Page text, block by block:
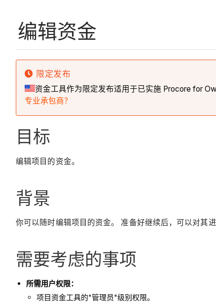
编辑资金
限定发布
资金工具作为限定发布适用于已实施 Procore for
专业承包商？
目标
编辑项目的资金。
背景
你可以随时编辑项目的资金。 准备好继续后，可以对其
需要考虑的事项
所需用户权限：
项目资金工具的"管理员"级别权限。